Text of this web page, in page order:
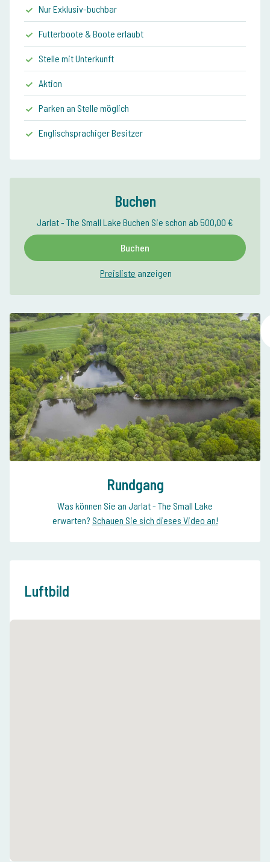
Nur Exklusiv-buchbar
Futterboote & Boote erlaubt
Stelle mit Unterkunft
Aktion
Parken an Stelle möglich
Englischsprachiger Besitzer
Buchen
Jarlat - The Small Lake Buchen Sie schon ab 500,00 €
Buchen
Preisliste anzeigen
Rundgang
Was können Sie an Jarlat - The Small Lake
erwarten? Schauen Sie sich dieses Video an!
Luftbild